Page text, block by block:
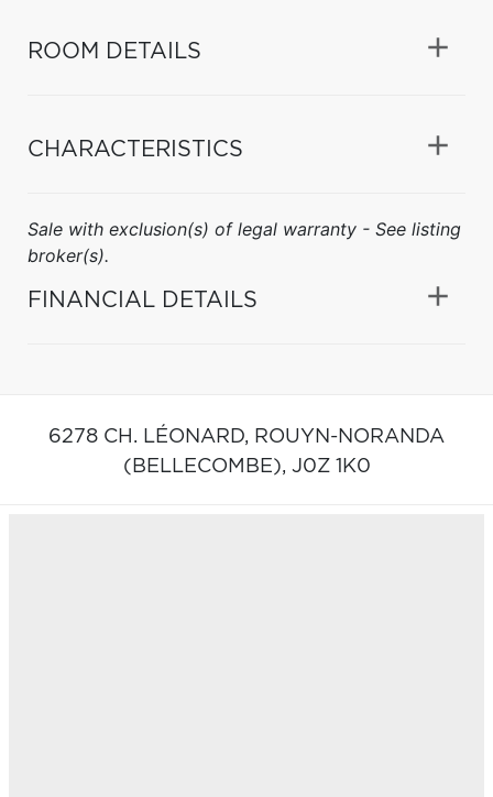
ROOM DETAILS
CHARACTERISTICS
Sale with exclusion(s) of legal warranty - See listing
broker(s).
FINANCIAL DETAILS
6278 CH. LÉONARD, ROUYN-NORANDA
(BELLECOMBE), J0Z 1K0